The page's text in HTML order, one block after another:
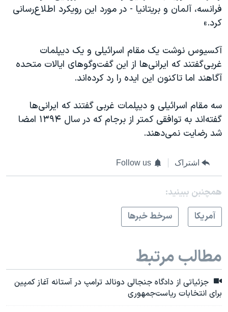
فرانسه، آلمان و بریتانیا - در مورد این رویکرد اطلاع‌رسانی
کرد.»
آکسیوس نوشت یک مقام اسرائیلی و یک دیپلمات
غربی‌گفتند که ایرانی‌ها از این گفت‌وگوهای ایالات متحده
آگاهند اما تاکنون این ایده را رد کرده‌اند.
سه مقام اسرائیلی و دیپلمات غربی گفتند که ایرانی‌ها
گفته‌اند به توافقی کمتر از برجام که در سال ۱۳۹۴ امضا
شد رضایت نمی‌دهند.
اشتراک Follow us
همچنبن ببینید:
آمريکا
سرخط خبرها
مطالب مرتبط
جزئیاتی از دادگاه جنجالی دونالد ترامپ در آستانه آغاز کمپین
برای انتخابات ریاست‌جمهوری